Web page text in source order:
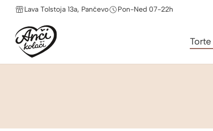
Lava Tolstoja 13a, Pančevo Pon-Ned 07-22h